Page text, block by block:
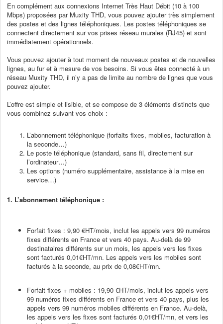
En complément aux connexions Internet Très Haut Débit (10 à 100
Mbps) proposées par Muxity THD, vous pouvez ajouter très simplement
des postes et des lignes téléphoniques. Les postes téléphoniques se
connectent directement sur vos prises réseau murales (RJ45) et sont
immédiatement opérationnels.
Vous pouvez ajouter à tout moment de nouveaux postes et de nouvelles
lignes, au fur et à mesure de vos besoins. Si vous êtes connecté à un
réseau Muxity THD, il n’y a pas de limite au nombre de lignes que vous
pouvez ajouter.
L’offre est simple et lisible, et se compose de 3 éléments distincts que
vous combinez suivant vos choix :
L’abonnement téléphonique (forfaits fixes, mobiles, facturation à
la seconde…)
Le poste téléphonique (standard, sans fil, directement sur
l’ordinateur…)
Les options (numéro supplémentaire, assistance à la mise en
service…)
1. L’abonnement téléphonique :
Forfait fixes : 9,90 €HT/mois, inclut les appels vers 99 numéros
fixes différents en France et vers 40 pays. Au-delà de 99
destinataires différents sur un mois, les appels vers les fixes
sont facturés 0,01€HT/mn. Les appels vers les mobiles sont
facturés à la seconde, au prix de 0,08€HT/mn.
Forfait fixes + mobiles : 19,90 €HT/mois, inclut les appels vers
99 numéros fixes différents en France et vers 40 pays, plus les
appels vers 99 numéros mobiles différents en France. Au-delà,
les appels vers les fixes sont facturés 0,01€HT/mn, et vers les